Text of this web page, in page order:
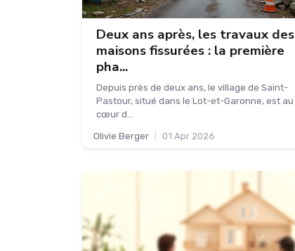
Deux ans après, les travaux des
maisons fissurées : la première
pha...
Depuis près de deux ans, le village de Saint-
Pastour, situé dans le Lot-et-Garonne, est au
cœur d...
Olivie Berger 01 Apr 2026